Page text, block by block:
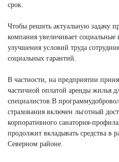
срок.
Чтобы решить актуальную задачу
компания увеличивает социальные
улучшения условий труда
социальных гарантий.
В частности, на предприятии
частичной оплатой аренды жилья
специалистов.В
страхования включен льготный
корпоративного санатория-
продолжит вкладывать средства в
Северном районе.